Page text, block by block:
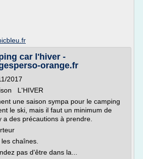
car l'hiver -
orange.fr
2017
L'HIVER
une saison sympa pour le camping
le ski, mais il faut un minimum de
a des précautions à prendre.
chaînes.
pas d'être dans la...